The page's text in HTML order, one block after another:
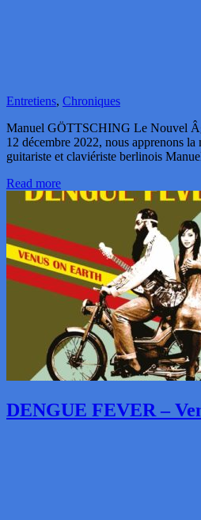
Entretiens, Chroniques
Manuel GÖTTSCHING Le Nouvel
12 décembre 2022, nous apprenons la
guitariste et claviériste berlinois
Read more
DENGUE FEVER –